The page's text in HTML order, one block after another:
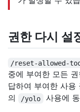
권한 다시 설
/reset-allowed-
중에 부여한 모든
답하여 부여한 사용
의
/yolo
사용에